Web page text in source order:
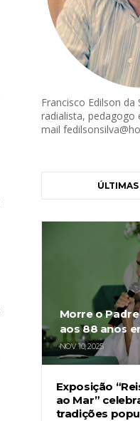
Francisco Edilson da
radialista, pedagogo
mail
Morre o
aos 88 anos
NOV 10, 2025
Exposição
ao Mar”
tradições